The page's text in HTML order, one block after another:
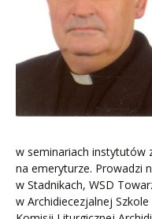
w seminariach instytutów
na emeryturze. Prowadzi
w Stadnikach, WSD
w Archidiecezjalnej